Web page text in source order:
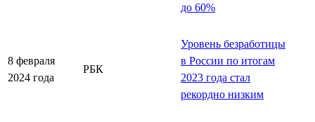
до 60%
8 февраля
2024 года
РБК
Уровень безработицы
в России по итогам
2023 года стал
рекордно низким